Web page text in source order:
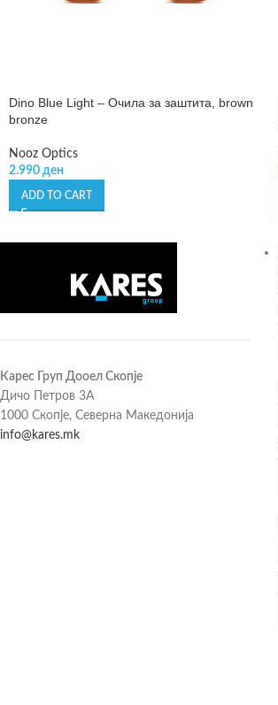
Dino Blue Light – Очила за заштита, brown
bronze
Nooz Optics
2.990 ден
ADD TO CART
Карес Груп Дооел Скопје
Дичо Петров 3А
1000 Скопје, Северна Македонија
info@kares.mk